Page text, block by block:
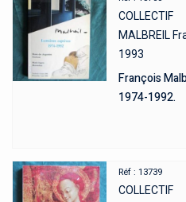
COLLECTIF
MALBREIL
1993
François
1974-1992.
Réf : 13739
COLLECTIF